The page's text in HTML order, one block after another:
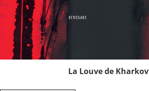
La Louve de Kharkov